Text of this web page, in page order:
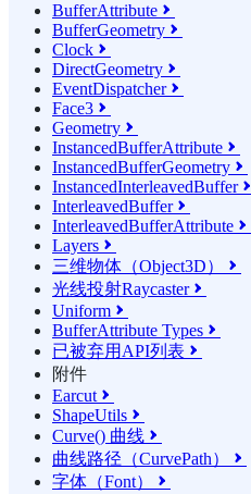
BufferAttribute 
BufferGeometry 
Clock 
DirectGeometry 
EventDispatcher
Face3 
Geometry 
InstancedBufferAttribute 
InstancedBufferGeometry 
InstancedInterleavedBuffer
InterleavedBuffer
InterleavedBufferAttribute 
Layers 
三维物体（Object3D） 
光线投射Raycaster
Uniform 
BufferAttribute Types 
已被弃用API列表 
附件
Earcut 
ShapeUtils 
Curve() 曲线 
曲线路径（CurvePath） 
字体（Font） 